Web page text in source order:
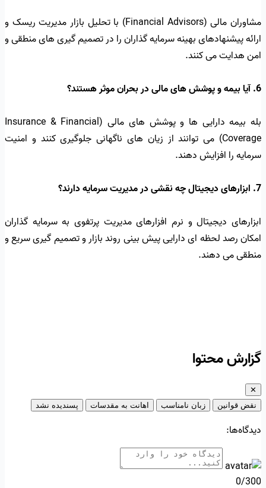
مشاوران مالی (Financial Advisors) با تحلیل بازار مدیریت ریسک و
ارائه پیشنهادهای بهینه سرمایه گذاران را در تصمیم گیری های منطقی و
امن هدایت می کنند.
6. آیا بیمه و پوشش های مالی در بحران موثر هستند؟
بله بیمه دارایی ها و پوشش های مالی (Insurance & Financial
Coverage) می توانند از زیان های ناگهانی جلوگیری کنند و امنیت
سرمایه را افزایش دهند.
7. ابزارهای دیجیتال چه نقشی در مدیریت سرمایه دارند؟
ابزارهای دیجیتال و نرم افزارهای مدیریت پرتفوی به سرمایه گذاران
امکان رصد لحظه ای دارایی پیش بینی روند بازار و تصمیم گیری سریع و
منطقی می دهند.
گزارش محتوا
✕
نقض قوانین
زبان نامناسب اهانت به مقدسات پسندیده نشد
دیدگاه‌ها:
0/300